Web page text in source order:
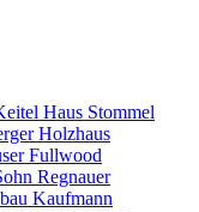
Haus Stommel
Holzhaus
Fullwood
Regnauer
Kaufmann